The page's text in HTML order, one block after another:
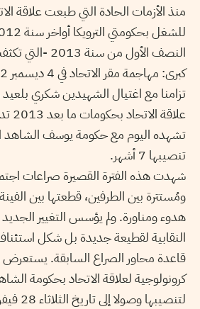
منذ الأزمات الحادة التي طبعت علاقة
النصف الأول من
تزامنا مع اغتيال الشهيدين شكري بلعيد
تشهده اليوم مع حكومة يوسف الشاهد
تنصيبها 7 أشهر.
شهدت هذه الفترة القصيرة صراعات
ومُستترة بين الطرفين، قطعتها بين
هدوء ومناورة. ولم يؤسس التغيير الجديد
النقابية لقطيعة جديدة بل شكل
قاعدة محاور الصراع السابقة. يستعرض
كرونولوجية لعلاقة الاتحاد بحكومة
لتنصيبها وصولا إلى تاريخ الثلاثاء 28 فيفري 2017.